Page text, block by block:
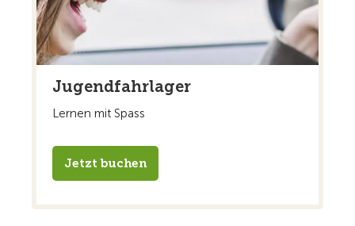
Jugendfahrlager
Lernen mit Spass
Jetzt buchen